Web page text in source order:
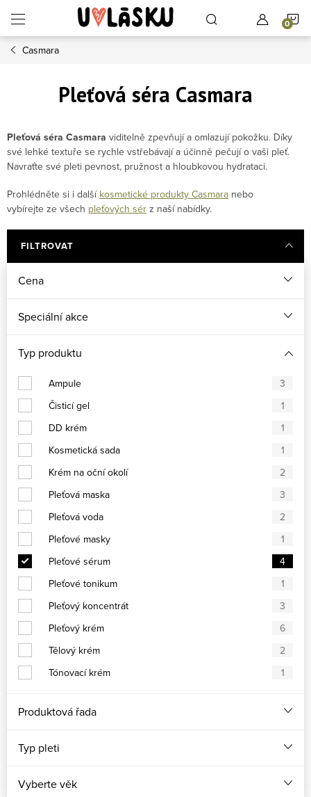
Casmara
Pleťová séra Casmara
Pleťová séra Casmara viditelně zpevňují a omlazují pokožku. Díky
své lehké textuře se rychle vstřebávají a účinně pečují o vaši pleť.
Navraťte své pleti pevnost, pružnost a hloubkovou hydrataci.
Prohlédněte si i další kosmetické produkty Casmara nebo
vybírejte ze všech pleťových sér z naší nabídky.
FILTROVAT
Cena
Speciální akce
Typ produktu
Ampule
3
Čisticí gel
1
DD krém
1
Kosmetická sada
1
Krém na oční okolí
2
Pleťová maska
3
Pleťová voda
2
Pleťové masky
1
Pleťové sérum
4
Pleťové tonikum
1
Pleťový koncentrát
3
Pleťový krém
6
Tělový krém
2
Tónovací krém
1
Produktová řada
Typ pleti
Vyberte věk